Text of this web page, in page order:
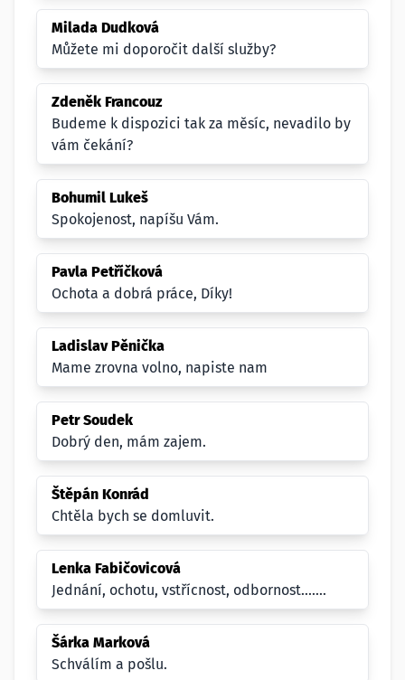
Milada Dudková
Můžete mi doporočit další služby?
Zdeněk Francouz
Budeme k dispozici tak za měsíc, nevadilo by
vám čekání?
Bohumil Lukeš
Spokojenost, napíšu Vám.
Pavla Petříčková
Ochota a dobrá práce, Díky!
Ladislav Pěnička
Mame zrovna volno, napiste nam
Petr Soudek
Dobrý den, mám zajem.
Štěpán Konrád
Chtěla bych se domluvit.
Lenka Fabičovicová
Jednání, ochotu, vstřícnost, odbornost.......
Šárka Marková
Schválím a pošlu.